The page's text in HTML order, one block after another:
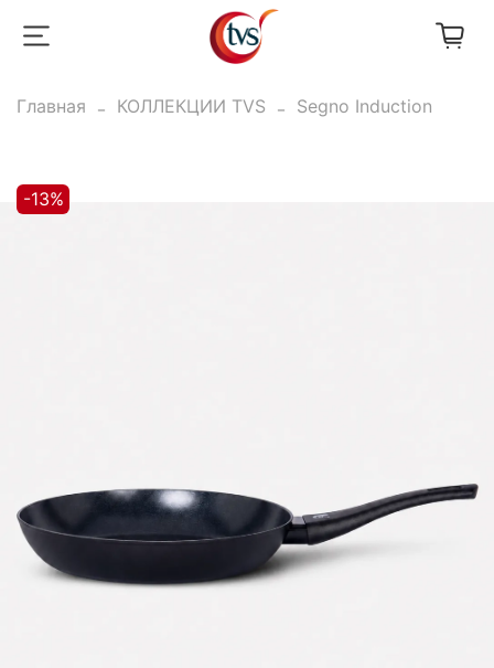
Главная КОЛЛЕКЦИИ TVS Segno Induction
-13%